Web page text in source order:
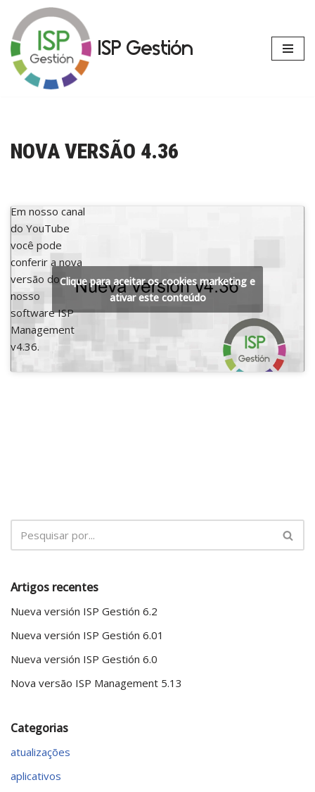
Avançar
para
o
conteúdo
ISP Gestión
NOVA VERSÃO 4.36
Em nosso canal
do YouTube
você pode
conferir a nova
versão do
nosso
software ISP
Management
v4.36.
Clique para aceitar os cookies marketing e
ativar este conteúdo
Artigos recentes
Nueva versión ISP Gestión 6.2
Nueva versión ISP Gestión 6.01
Nueva versión ISP Gestión 6.0
Nova versão ISP Management 5.13
Categorias
atualizações
aplicativos